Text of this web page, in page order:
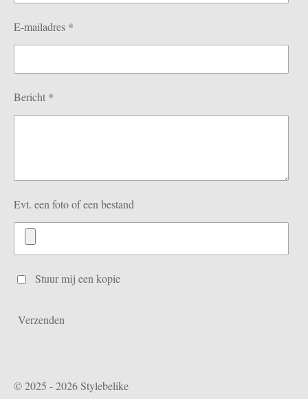
E-mailadres *
Bericht *
Evt. een foto of een bestand
Stuur mij een kopie
Verzenden
© 2025 - 2026 Stylebelike